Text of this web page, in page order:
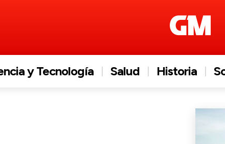
y Tecnología Salud Historia